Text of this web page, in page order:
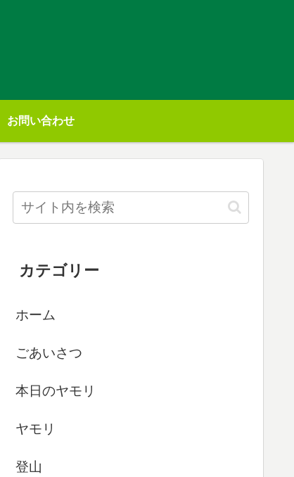
お問い合わせ
カテゴリー
ホーム
ごあいさつ
本日のヤモリ
ヤモリ
登山